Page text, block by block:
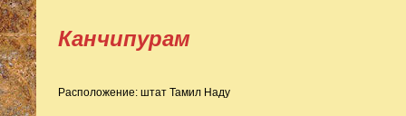
Канчипурам
Расположение: штат Тамил Наду